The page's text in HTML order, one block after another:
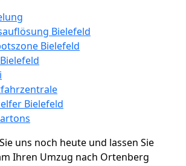
Bielefeld
Bielefeld
Bielefeld
uns noch heute und lassen Sie
Ihren Umzug nach Ortenberg